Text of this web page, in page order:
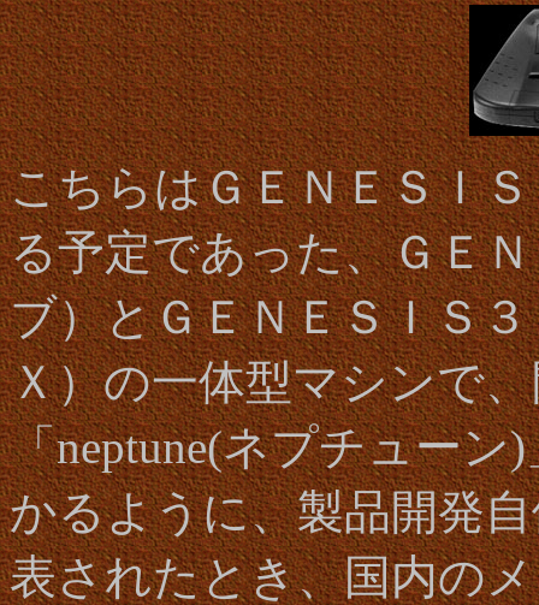
こちらはＧＥＮＥＳＩ
る予定であった、ＧＥ
ブ）とＧＥＮＥＳＩＳ
Ｘ）の一体型マシンで
「neptune(ネプチュー
かるように、製品開発
表されたとき、国内の